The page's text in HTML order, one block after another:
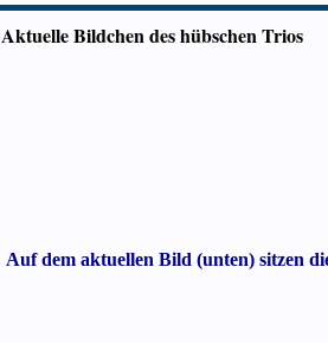
Aktuelle Bildchen des hübschen Trios
Auf dem aktuellen Bild (unten) sitzen